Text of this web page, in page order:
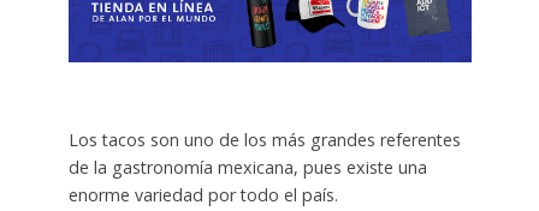
Los tacos son uno de los más grandes referentes
de la gastronomía mexicana, pues existe una
enorme variedad por todo el país.